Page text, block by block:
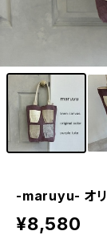
-maruyu- オ
¥8,580